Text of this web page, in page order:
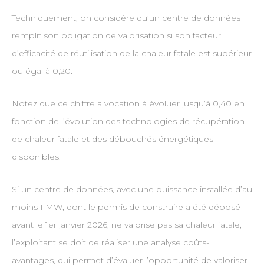
Techniquement, on considère qu’un centre de données
remplit son obligation de valorisation si son facteur
d’efficacité de réutilisation de la chaleur fatale est supérieur
ou égal à 0,20.
Notez que ce chiffre a vocation à évoluer jusqu’à 0,40 en
fonction de l’évolution des technologies de récupération
de chaleur fatale et des débouchés énergétiques
disponibles.
Si un centre de données, avec une puissance installée d’au
moins 1 MW, dont le permis de construire a été déposé
avant le 1er janvier 2026, ne valorise pas sa chaleur fatale,
l’exploitant se doit de réaliser une analyse coûts-
avantages, qui permet d’évaluer l’opportunité de valoriser